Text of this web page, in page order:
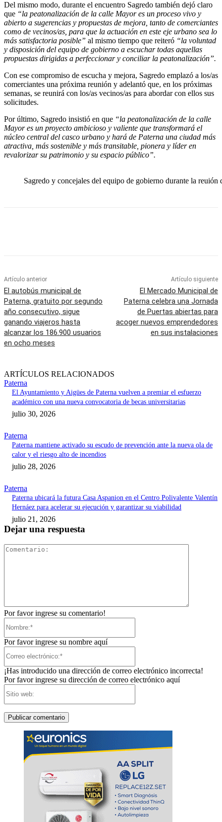
Del mismo modo, durante el encuentro Sagredo también dejó claro
que “la peatonalización de la calle Mayor es un proceso vivo y
abierto a sugerencias y propuestas de mejora, tanto de comerciantes
como de vecinos/as, para que la actuación en este eje urbano sea lo
más satisfactoria posible” al mismo tiempo que reiteró “la voluntad
y disposición del equipo de gobierno a escuchar todas aquellas
propuestas dirigidas a perfeccionar y conciliar la peatonalización”.
Con ese compromiso de escucha y mejora, Sagredo emplazó a los/as
comerciantes una próxima reunión y adelantó que, en los próximas
semanas, se reunirá con los/as vecinos/as para abordar con ellos sus
solicitudes.
Por último, Sagredo insistió en que “la peatonalización de la calle
Mayor es un proyecto ambicioso y valiente que transformará el
núcleo central del casco urbano y hará de Paterna una ciudad más
atractiva, más sostenible y más transitable, pionera y líder en
revalorizar su patrimonio y su espacio público”.
Sagredo y concejales del equipo de gobierno durante la
Artículo anterior
El autobús municipal de
Paterna, gratuito por segundo
año consecutivo, sigue
ganando viajeros hasta
alcanzar los 186.900 usuarios
en ocho meses
Artículo siguiente
El Mercado Municipal de
Paterna celebra una Jornada
de Puertas abiertas para
acoger nuevos emprendedores
en sus instalaciones
ARTÍCULOS RELACIONADOS
Paterna
El Ayuntamiento y Aigües de Paterna vuelven a premiar el esfuerzo
académico con una nueva convocatoria de becas universitarias
julio 30, 2026
Paterna
Paterna mantiene activado su escudo de prevención ante la nueva ola de
calor y el riesgo alto de incendios
julio 28, 2026
Paterna
Paterna ubicará la futura Casa Aspanion en el Centro Polivalente Valentín
Hernáez para acelerar su ejecución y garantizar su viabilidad
julio 21, 2026
Dejar una respuesta
Por favor ingrese su comentario!
Por favor ingrese su nombre aquí
¡Has introducido una dirección de correo electrónico incorrecta!
Por favor ingrese su dirección de correo electrónico aquí